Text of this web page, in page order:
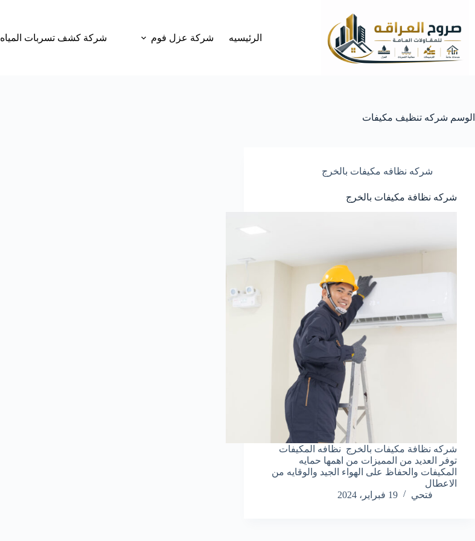
المحتوى
الرئيسيه
شركة عزل فوم شركة كشف تسربات المياه
الوسم شركه تنظيف مكيفات
شركه نظافه مكيفات بالخرج
شركه نظافة مكيفات بالخرج
شركه نظافة مكيفات بالخرج نظافه المكيفات
توفر العديد من المميزات من اهمها حمايه
المكيفات والحفاظ على الهواء الجيد والوقايه من
الاعطال
فتحي
19 فبراير، 2024